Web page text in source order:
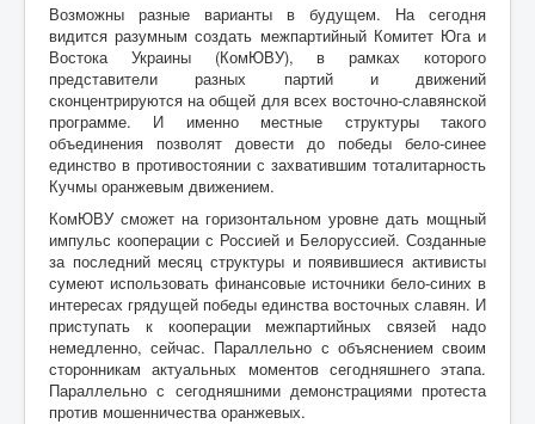
Возможны разные варианты в будущем. На сегодня
видится разумным создать межпартийный Комитет Юга и
Востока Украины (КомЮВУ), в рамках которого
представители разных партий и движений
сконцентрируются на общей для всех восточно-славянской
программе. И именно местные структуры такого
объединения позволят довести до победы бело-синее
единство в противостоянии с захватившим тоталитарность
Кучмы оранжевым движением.
КомЮВУ сможет на горизонтальном уровне дать мощный
импульс кооперации с Россией и Белоруссией. Созданные
за последний месяц структуры и появившиеся активисты
сумеют использовать финансовые источники бело-синих в
интересах грядущей победы единства восточных славян. И
приступать к кооперации межпартийных связей надо
немедленно, сейчас. Параллельно с объяснением своим
сторонникам актуальных моментов сегодняшнего этапа.
Параллельно с сегодняшними демонстрациями протеста
против мошенничества оранжевых.